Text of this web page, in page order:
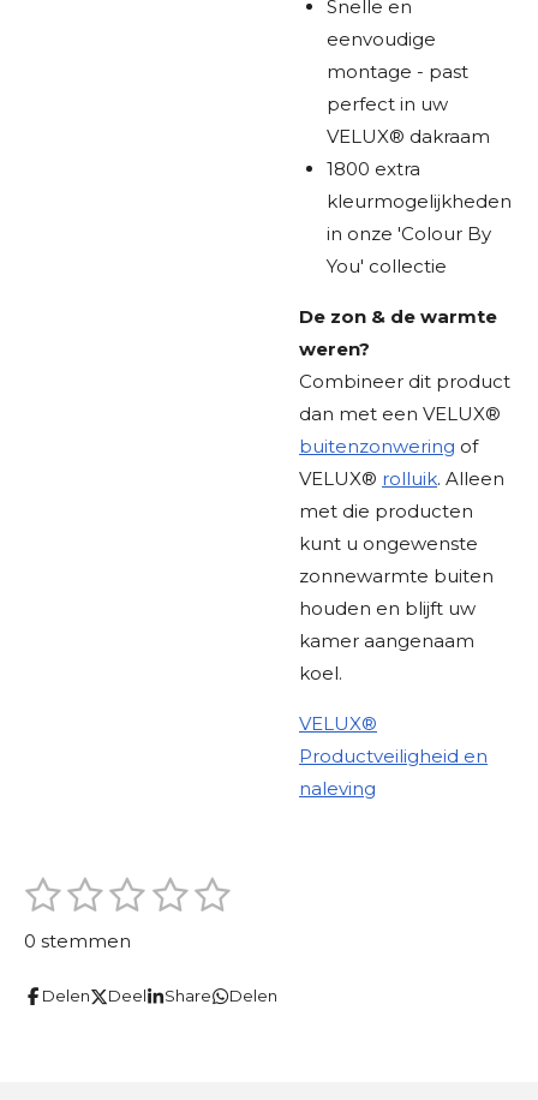
Snelle en
eenvoudige
montage - past
perfect in uw
VELUX® dakraam
1800 extra
kleurmogelijkheden
in onze 'Colour By
You' collectie
De zon & de warmte
weren?
Combineer dit product
dan met een VELUX®
buitenzonwering of
VELUX® rolluik. Alleen
met die producten
kunt u ongewenste
zonnewarmte buiten
houden en blijft uw
kamer aangenaam
koel.
VELUX®
Productveiligheid en
naleving
R
1
s
e
2
s
e
3
s
e
4
e
5
e
S
e
0 stemmen
Delen Deel Share Delen